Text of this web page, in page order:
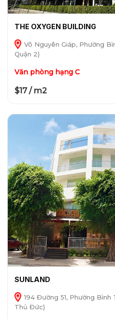
THE OXYGEN BUILDING
Võ Nguyên Giáp, Phường
Quận 2)
Văn phòng hạng C
$17 / m2
SUNLAND
194 Đường 51, Phường
Thủ Đức)